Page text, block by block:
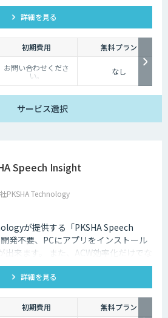
詳細を見る
初期費用
無料プラン
お問い合わせくださ
い。 なし
サービス選択
Speech Insight
PKSHA Technology
が提供する「PKSHA Speech
発不要、PCにアプリをインストール
出来ます。 また、ACW効率化だけでな
タリングサポート・応答品質向上にも
詳細を見る
初期費用 無料プラン